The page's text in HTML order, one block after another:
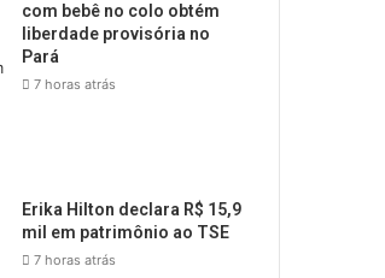
com bebê no colo obtém
liberdade provisória no
Pará
7 horas atrás
Erika Hilton declara R$ 15,9
mil em patrimônio ao TSE
7 horas atrás